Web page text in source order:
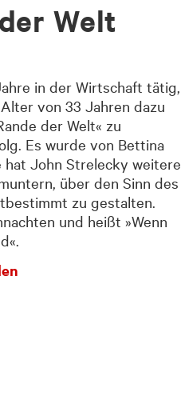
Welt
in der Wirtschaft tätig,
von 33 Jahren dazu
der Welt« zu
Es wurde von Bettina
John Strelecky weitere
über den Sinn des
zu gestalten.
und heißt »Wenn